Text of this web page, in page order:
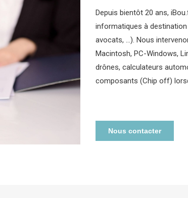
Depuis bientôt 20 ans,
informatiques à
avocats, …). Nous
Macintosh, PC-Windows,
drônes, calculateurs
composants (Chip off)
Nous contacter